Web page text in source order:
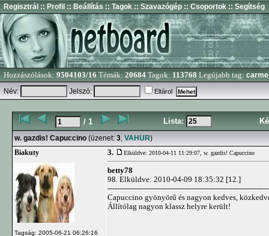
Regisztrál :: Profil :: Beállítás :: Tagok :: Szavazógép :: Csoportok :: Segítség
Hozzászólások: 9504103/16 Témák: 20684 Tagok: 113768 Legújabb tag:
Név:
Jelszó: Eltárol
/ 1 Lista:
w. gazdis! Capuccino (üzenet: 3, VAHUR)
Biakuty
Tagság: 2005-06-21 06:26:16
3. Elküldve: 2010-04-11 11:29:07, w. gazdis! Capuccino
betty78
98. Elküldve: 2010-04-09 18:35:32 [12.]
Capuccino gyönyörű és nagyon kedves,
Állítólag nagyon klassz helyre került!